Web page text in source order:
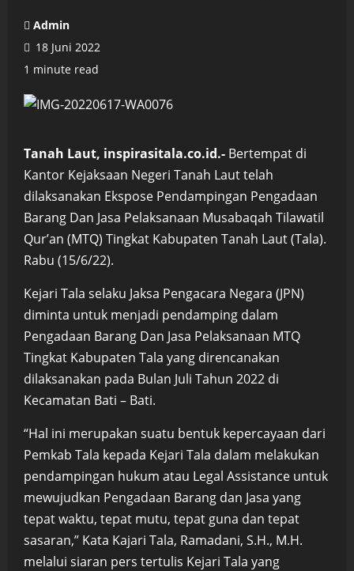
Admin
18 Juni 2022
1 minute read
Tanah Laut, inspirasitala.co.id.- Bertempat di
Kantor Kejaksaan Negeri Tanah Laut telah
dilaksanakan Ekspose Pendampingan Pengadaan
Barang Dan Jasa Pelaksanaan Musabaqah Tilawatil
Qur’an (MTQ) Tingkat Kabupaten Tanah Laut (Tala).
Rabu (15/6/22).
Kejari Tala selaku Jaksa Pengacara Negara (JPN)
diminta untuk menjadi pendamping dalam
Pengadaan Barang Dan Jasa Pelaksanaan MTQ
Tingkat Kabupaten Tala yang direncanakan
dilaksanakan pada Bulan Juli Tahun 2022 di
Kecamatan Bati – Bati.
“Hal ini merupakan suatu bentuk kepercayaan dari
Pemkab Tala kepada Kejari Tala dalam melakukan
pendampingan hukum atau Legal Assistance untuk
mewujudkan Pengadaan Barang dan Jasa yang
tepat waktu, tepat mutu, tepat guna dan tepat
sasaran,” Kata Kajari Tala, Ramadani, S.H., M.H.
melalui siaran pers tertulis Kejari Tala yang